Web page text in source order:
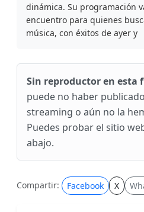
dinámica. Su programación
encuentro para quienes
música, con éxitos de ayer y
Sin reproductor en esta
puede no haber
streaming o aún no la
Puedes probar el sitio
abajo.
Compartir: Facebook X